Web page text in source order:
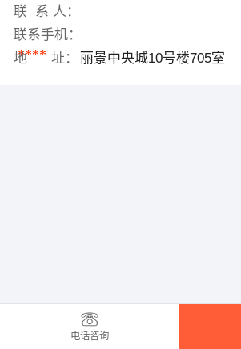
联 系 人：
联系手机：
****
地 址： 丽景中央城10号楼705室
电话咨询